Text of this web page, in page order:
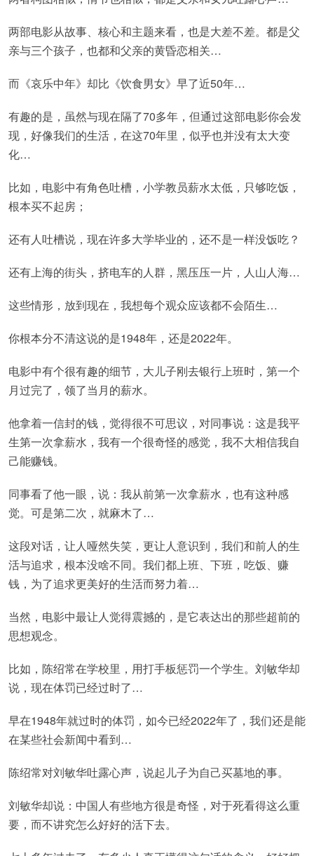
两部电影从故事、核心和主题来看，也是大差不差。都是父
亲与三个孩子，也都和父亲的黄昏恋相关…
而《哀乐中年》却比《饮食男女》早了近50年…
有趣的是，虽然与现在隔了70多年，但通过这部电影你会发
现，好像我们的生活，在这70年里，似乎也并没有太大变
化…
比如，电影中有角色吐槽，小学教员薪水太低，只够吃饭，
根本买不起房；
还有人吐槽说，现在许多大学毕业的，还不是一样没饭吃？
还有上海的街头，挤电车的人群，黑压压一片，人山人海…
这些情形，放到现在，我想每个观众应该都不会陌生…
你根本分不清这说的是1948年，还是2022年。
电影中有个很有趣的细节，大儿子刚去银行上班时，第一个
月过完了，领了当月的薪水。
他拿着一信封的钱，觉得很不可思议，对同事说：这是我平
生第一次拿薪水，我有一个很奇怪的感觉，我不大相信我自
己能赚钱。
同事看了他一眼，说：我从前第一次拿薪水，也有这种感
觉。可是第二次，就麻木了…
这段对话，让人哑然失笑，更让人意识到，我们和前人的生
活与追求，根本没啥不同。我们都上班、下班，吃饭、赚
钱，为了追求更美好的生活而努力着…
当然，电影中最让人觉得震撼的，是它表达出的那些超前的
思想观念。
比如，陈绍常在学校里，用打手板惩罚一个学生。刘敏华却
说，现在体罚已经过时了…
早在1948年就过时的体罚，如今已经2022年了，我们还是能
在某些社会新闻中看到…
陈绍常对刘敏华吐露心声，说起儿子为自己买墓地的事。
刘敏华却说：中国人有些地方很是奇怪，对于死看得这么重
要，而不讲究怎么好好的活下去。